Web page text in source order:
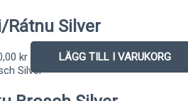
Rátnu Silver
kr LÄGG TILL I VARUKORG